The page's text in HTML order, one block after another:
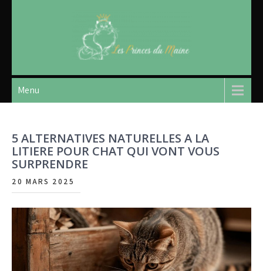
Les princes du maine
Le petit blog de mon ami Gustave
Menu
5 ALTERNATIVES NATURELLES A LA
LITIERE POUR CHAT QUI VONT VOUS
SURPRENDRE
20 MARS 2025